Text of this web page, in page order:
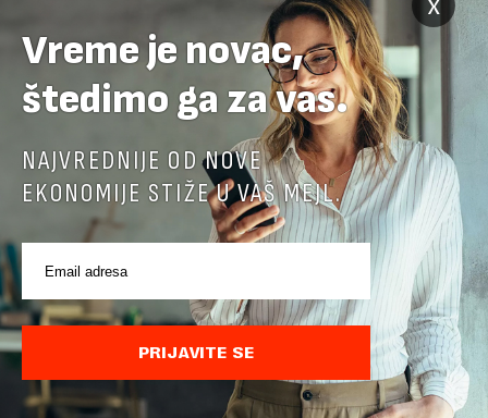
Nafta opet raste: Iranci bi da naplaćuju i do sedam
odsto vrednosti tereta za prolaz kroz Ormuski
moreuz
Cene nafte su zabeležile značajan rast u petak usled
obnovljene zabrinutosti oko planova za ponovno otvaranje
Vreme je novac,
štedimo ga za vas.
NAJVREDNIJE OD NOVE
EKONOMIJE STIŽE U VAŠ MEJL.
PRIJAVITE SE